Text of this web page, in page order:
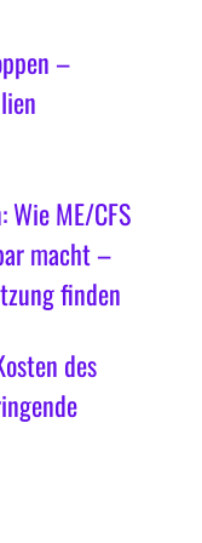
–
Wie ME/CFS
macht –
finden
des